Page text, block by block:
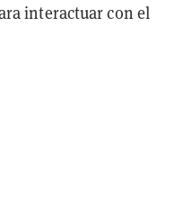
interactuar con el